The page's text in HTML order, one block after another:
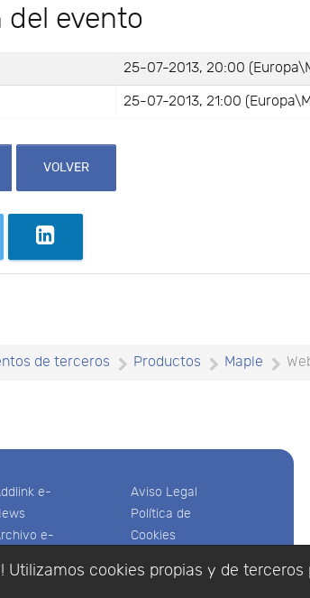
Utilizamos cookies propias y de
del evento
25-07-2013, 20:00
25-07-2013, 21:00
VOLVER
de terceros Productos Maple
e-
e-
Aviso Legal
Política de
Cookies
Privacidad